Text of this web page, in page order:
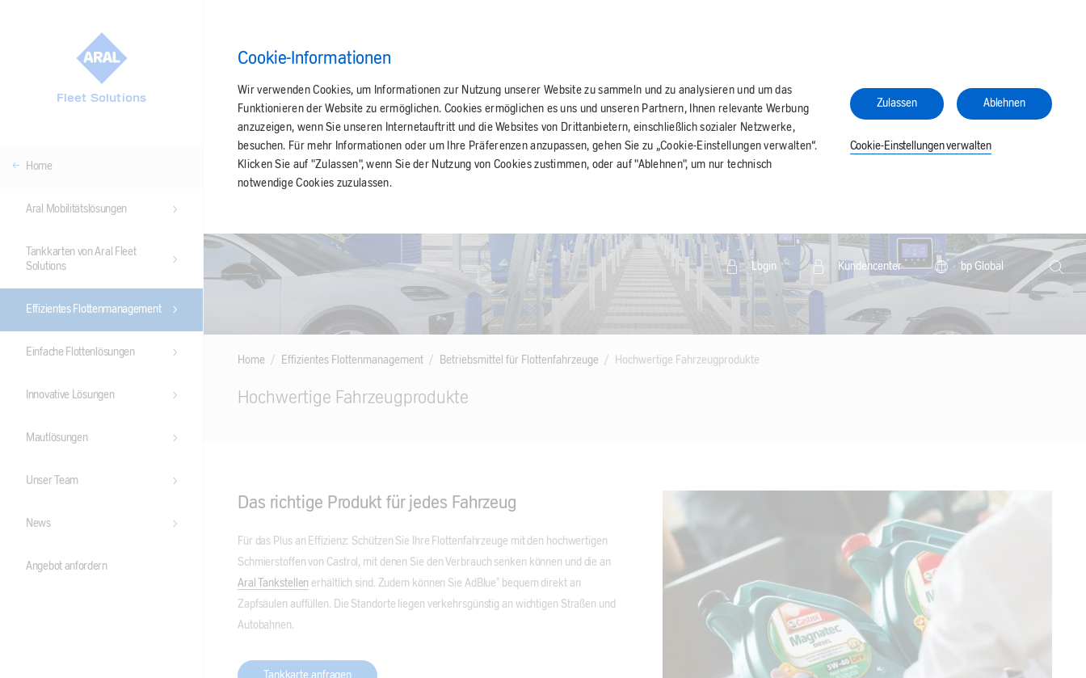
Cookie-Informationen
Wir verwenden Cookies, um Informationen zur Nutzung unserer Website zu sammeln und zu analysieren und um das
Funktionieren der Website zu ermöglichen. Cookies ermöglichen es uns und unseren Partnern, Ihnen relevante Werbung
anzuzeigen, wenn Sie unseren Internetauftritt und die Websites von Drittanbietern, einschließlich sozialer Netzwerke,
besuchen. Für mehr Informationen oder um Ihre Präferenzen anzupassen, gehen Sie zu „Cookie-Einstellungen verwalten“.
Klicken Sie auf "Zulassen", wenn Sie der Nutzung von Cookies zustimmen, oder auf "Ablehnen", um nur technisch
notwendige Cookies zuzulassen.
Zulassen Ablehnen
Cookie-Einstellungen verwalten
Login Kundencenter
bp Global
Search
Fleet Solutions
Home
Aral Mobilitätslösungen
Tankkarten von Aral Fleet
Solutions
Effizientes Flottenmanagement
Einfache Flottenlösungen
Innovative Lösungen
Mautlösungen
Unser Team
News
Angebot anfordern
Home Effizientes Flottenmanagement Betriebsmittel für Flottenfahrzeuge Hochwertige Fahrzeugprodukte
Hochwertige Fahrzeugprodukte
Das richtige Produkt für jedes Fahrzeug
Für das Plus an Effizienz: Schützen Sie Ihre Flottenfahrzeuge mit den hochwertigen
Schmierstoffen von Castrol, mit denen Sie den Verbrauch senken können und die an
Aral Tankstellen erhältlich sind. Zudem können Sie AdBlue® bequem direkt an
Zapfsäulen auffüllen. Die Standorte liegen verkehrsgünstig an wichtigen Straßen und
Autobahnen.
Tankkarte anfragen